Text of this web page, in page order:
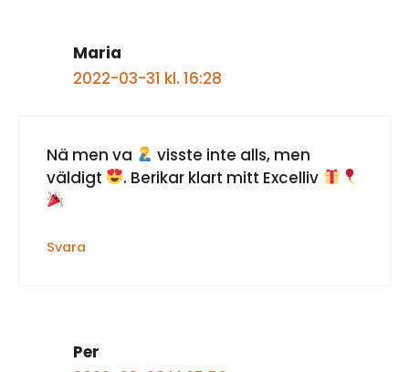
Maria
2022-03-31 kl. 16:28
Nä men va
visste inte alls, men
väldigt
. Berikar klart mitt Excelliv
Svara
Per